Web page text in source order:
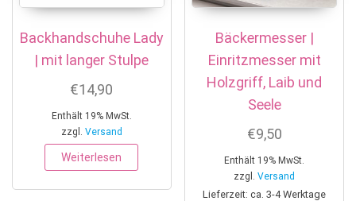
Backhandschuhe Lady
| mit langer Stulpe
€14,90
Enthält 19% MwSt.
zzgl. Versand
Weiterlesen
Bäckermesser |
Einritzmesser mit
Holzgriff, Laib und
Seele
€9,50
Enthält 19% MwSt.
zzgl.Versand
Lieferzeit: ca. 3-4 Werktage